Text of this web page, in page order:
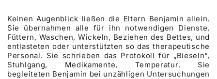
Keinen Augenblick ließen die Eltern Benjamin allein.
Sie übernahmen alle für ihn notwendigen Dienste,
Füttern, Waschen, Wickeln, Beziehen des Bettes, und
entlasteten oder unterstützten so das therapeutische
Personal. Sie schrieben das Protokoll für „Bieseln“,
Stuhlgang, Medikamente, Temperatur. Sie
begleiteten Benjamin bei unzähligen Untersuchungen